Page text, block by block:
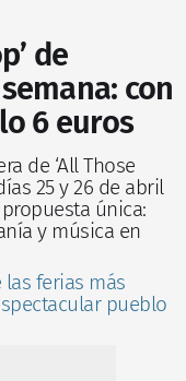
de
con
6 euros
de ‘All Those
25 y 26 de abril
única:
y música en
las ferias más
pueblo